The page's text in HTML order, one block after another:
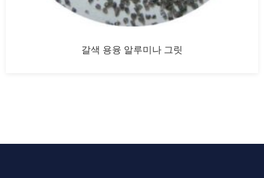
갈색 용융 알루미나 그릿